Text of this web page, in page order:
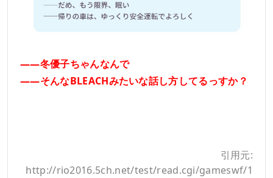
――冬優子ちゃんなんで
――そんなBLEACHみたいな話し方してるっすか？
引用元:
http://rio2016.5ch.net/test/read.cgi/gameswf/1